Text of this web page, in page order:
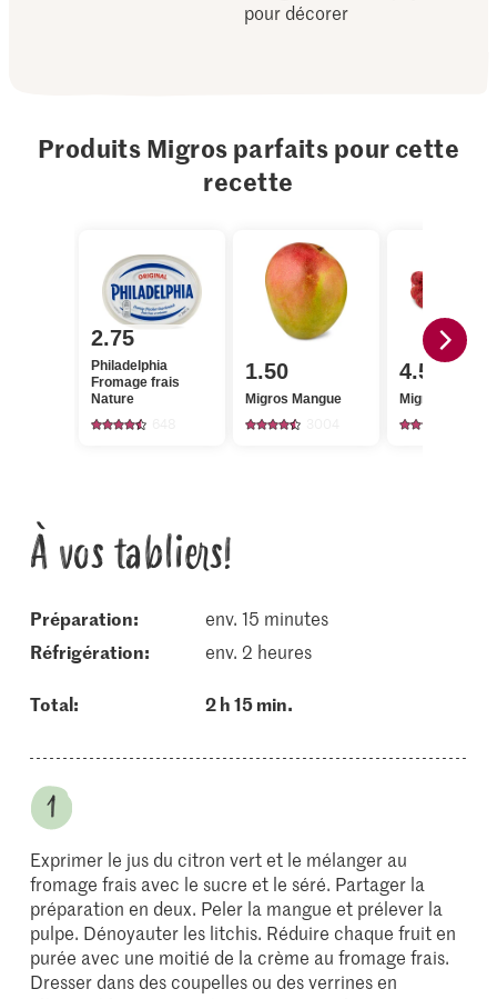
pour décorer
Produits Migros parfaits pour cette
recette
2.75
Philadelphia
Fromage frais
Nature
1.50
Migros Mangue
4.50
Migros Litchis
À vos tabliers!
Préparation:
env. 15 minutes
réfrigération:
env. 2 heures
Total: 2 h 15 min.
Exprimer le jus du citron vert et le mélanger au
fromage frais avec le sucre et le séré. Partager la
préparation en deux. Peler la mangue et prélever la
pulpe. Dénoyauter les litchis. Réduire chaque fruit en
purée avec une moitié de la crème au fromage frais.
Dresser dans des coupelles ou des verrines en